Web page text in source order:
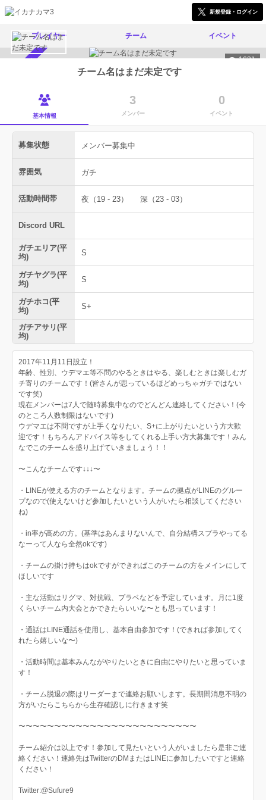
新規登録・ログイン
プレイヤー チーム イベント
1631
チーム名はまだ未定です
基本情報
3
メンバー
0
イベント
募集状態 メンバー募集中
雰囲気 ガチ
活動時間帯 夜（19 - 23） 深（23 - 03）
Discord URL
ガチエリア(平
均)
S
ガチヤグラ(平
均)
S
ガチホコ(平
均)
S+
ガチアサリ(平
均)
2017年11月11日設立！
年齢、性別、ウデマエ等不問のやるときはやる、楽しむときは楽しむガ
チ寄りのチームです！(皆さんが思っているほどめっちゃガチではない
です笑)
現在メンバーは7人で随時募集中なのでどんどん連絡してください！(今
のところ人数制限はないです)
ウデマエは不問ですが上手くなりたい、S+に上がりたいという方大歓
迎です！もちろんアドバイス等をしてくれる上手い方大募集です！みん
なでこのチームを盛り上げていきましょう！！
〜こんなチームです↓↓↓〜
・LINEが使える方のチームとなります。チームの拠点がLINEのグルー
プなので(使えないけど参加したいという人がいたら相談してください
ね)
・in率が高めの方。(基準はあんまりないんで、自分結構スプラやってる
なーって人なら全然okです)
・チームの掛け持ちはokですができればこのチームの方をメインにして
ほしいです
・主な活動はリグマ、対抗戦、プラベなどを予定しています。月に1度
くらいチーム内大会とかできたらいいな〜とも思っています！
・通話はLINE通話を使用し、基本自由参加です！(できれば参加してく
れたら嬉しいな〜)
・活動時間は基本みんながやりたいときに自由にやりたいと思っていま
す！
・チーム脱退の際はリーダーまで連絡お願いします。長期間消息不明の
方がいたらこちらから生存確認しに行きます笑
〜〜〜〜〜〜〜〜〜〜〜〜〜〜〜〜〜〜〜〜〜〜〜〜〜
チーム紹介は以上です！参加して見たいという人がいましたら是非ご連
絡ください！連絡先はTwitterのDMまたはLINEに参加したいですと連絡
ください！
Twitter:@Sufure9